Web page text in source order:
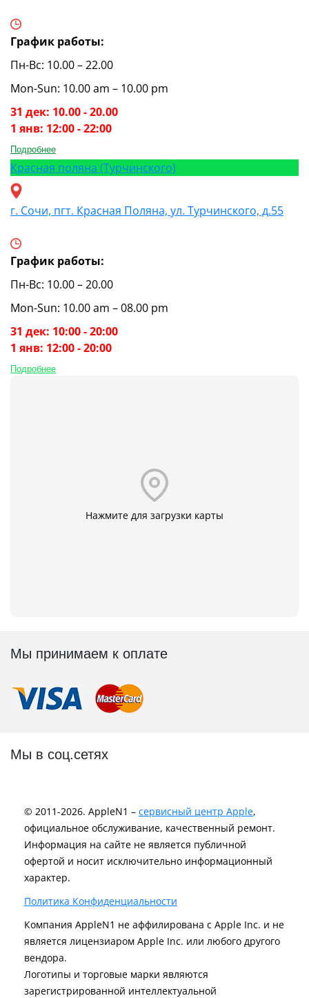
График работы:
Пн-Вс: 10.00 – 22.00
Mon-Sun: 10.00 am – 10.00 pm
31 дек: 10.00 - 20.00
1 янв: 12:00 - 22:00
Подробнее
Красная поляна (Турчинского)
г. Сочи, пгт. Красная Поляна, ул. Турчинского, д.55
График работы:
Пн-Вс: 10.00 – 20.00
Mon-Sun: 10.00 am – 08.00 pm
31 дек: 10:00 - 20:00
1 янв: 12:00 - 20:00
Подробнее
Нажмите для загрузки карты
Мы принимаем к оплате
Мы в соц.сетях
© 2011-2026. AppleN1 – сервисный центр Apple,
официальное обслуживание, качественный ремонт.
Информация на сайте не является публичной
офертой и носит исключительно информационный
характер.
Политика Конфиденциальности
Компания AppleN1 не аффилирована c Apple Inc. и не
является лицензиаром Apple Inc. или любого другого
вендора.
Логотипы и торговые марки являются
зарегистрированной интеллектуальной